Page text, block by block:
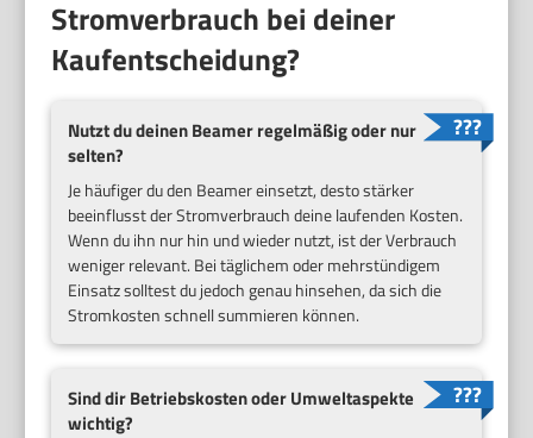
Stromverbrauch bei deiner
Kaufentscheidung?
Nutzt du deinen Beamer regelmäßig oder nur
selten?
Je häufiger du den Beamer einsetzt, desto stärker
beeinflusst der Stromverbrauch deine laufenden Kosten.
Wenn du ihn nur hin und wieder nutzt, ist der Verbrauch
weniger relevant. Bei täglichem oder mehrstündigem
Einsatz solltest du jedoch genau hinsehen, da sich die
Stromkosten schnell summieren können.
Sind dir Betriebskosten oder Umweltaspekte
wichtig?